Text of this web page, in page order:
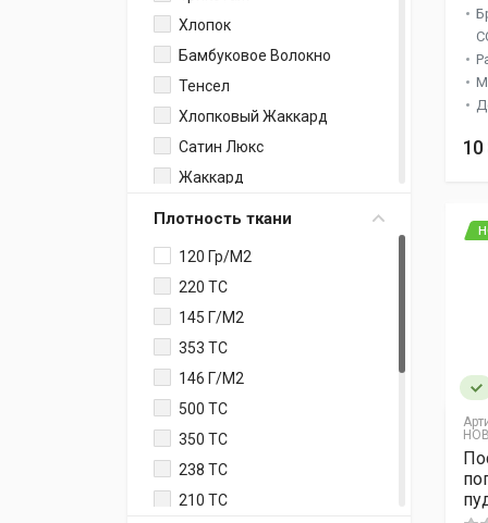
Хлопок
Бамбуковое Волокно
Тенсел
Хлопковый Жаккард
Сатин Люкс
Жаккард
Тенсел Люкс
Тенсел Жаккард
Бамбуковое Волокно /
Хлопок
Лен С Хлопком
Ранфорс
Софткоттон
Плотность ткани
120 Гр/м2
220 TC
145 Г/м2
353 TC
146 Г/м2
500 ТС
350 TC
238 ТС
210 ТС
10